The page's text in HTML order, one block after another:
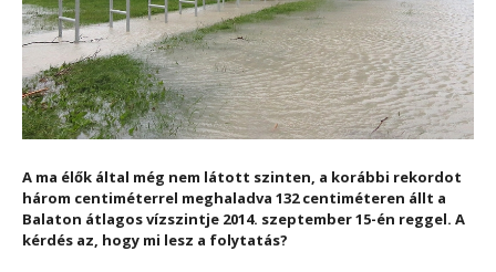
A ma élők által még nem látott szinten, a korábbi rekordot
három centiméterrel meghaladva 132 centiméteren állt a
Balaton átlagos vízszintje 2014. szeptember 15-én reggel. A
kérdés az, hogy mi lesz a folytatás?